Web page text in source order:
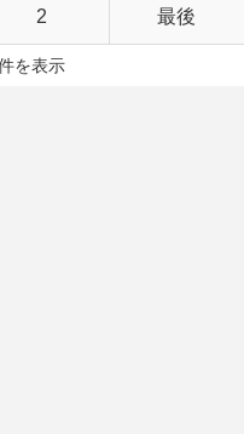
2 最後
を表示